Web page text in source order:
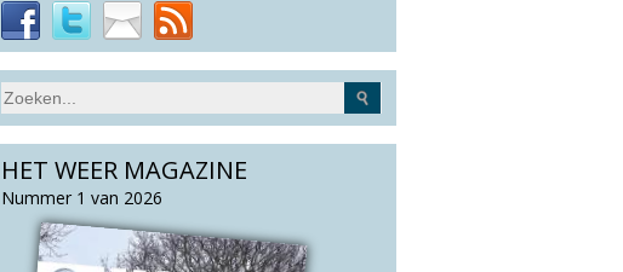
Z
o
e
k
S
e
a
r
c
HET WEER MAGAZINE
Nummer 1 van 2026